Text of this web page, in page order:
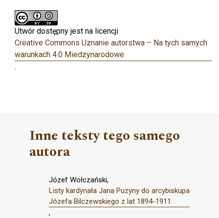
Utwór dostępny jest na licencji
Creative Commons Uznanie autorstwa – Na tych samych
warunkach 4.0 Miedzynarodowe
.
Inne teksty tego samego
autora
Józef Wołczański,
Listy kardynała Jana Puzyny do arcybiskupa
Józefa Bilczewskiego z lat 1894-1911
,